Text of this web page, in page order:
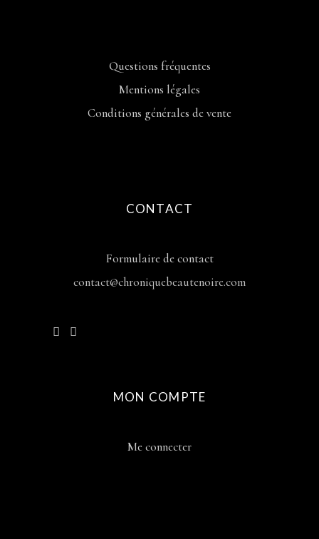
Questions fréquentes
Mentions légales
Conditions générales de vente
CONTACT
Formulaire de contact
contact@chroniquebeautenoire.com
MON COMPTE
Me connecter